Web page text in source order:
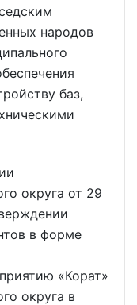
народов
баз,
округа от 29
в форме
«Корат»
округа в